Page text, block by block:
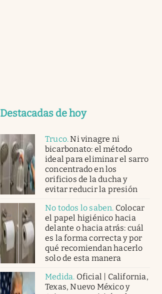
Destacadas de hoy
Truco.Ni vinagre ni
bicarbonato: el método
ideal para eliminar el sarro
concentrado en los
orificios de la ducha y
evitar reducir la presión
No todos lo saben. Colocar
el papel higiénico hacia
delante o hacia atrás: cuál
es la forma correcta y por
qué recomiendan hacerlo
solo de esta manera
Medida. Oficial | California,
Texas, Nuevo México y